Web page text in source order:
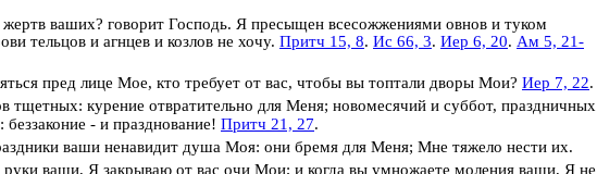
ваших? говорит Господь. Я пресыщен всесожжениями овнов и туком
тельцов и агнцев и козлов не хочу. Притч 15, 8. Ис 66, 3. Иер 6, 20. Ам 5, 21-
пред лице Мое, кто требует от вас, чтобы вы топтали дворы Мои? Иер 7, 22.
тщетных: курение отвратительно для Меня; новомесячий и суббот, праздничных
- и празднование! Притч 21, 27.
ваши ненавидит душа Моя: они бремя для Меня; Мне тяжело нести их.
руки ваши, Я закрываю от вас очи Мои; и когда вы умножаете моления ваши, Я не